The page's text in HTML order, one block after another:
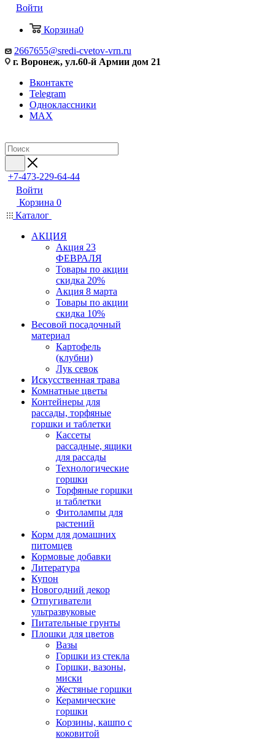
Войти
Корзина0
2667655@sredi-cvetov-vrn.ru
г. Воронеж, ул.60-й Армии дом 21
Вконтакте
Telegram
Одноклассники
MAX
+7-473-229-64-44
Войти
Корзина 0
Каталог
АКЦИЯ
Акция 23
ФЕВРАЛЯ
Товары по акции
скидка 20%
Акция 8 марта
Товары по акции
скидка 10%
Весовой посадочный
материал
Картофель
(клубни)
Лук севок
Искусственная трава
Комнатные цветы
Контейнеры для
рассады, торфяные
горшки и таблетки
Кассеты
рассадные, ящики
для рассады
Технологические
горшки
Торфяные горшки
и таблетки
Фитолампы для
растений
Корм для домашних
питомцев
Кормовые добавки
Литература
Купон
Новогодний декор
Отпугиватели
ультразвуковые
Питательные грунты
Плошки для цветов
Вазы
Горшки из стекла
Горшки, вазоны,
миски
Жестяные горшки
Керамические
горшки
Корзины, кашпо с
коковитой